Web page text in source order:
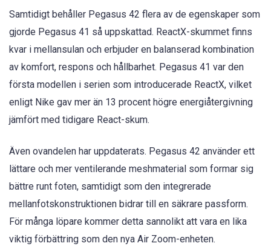
Samtidigt behåller Pegasus 42 flera av de egenskaper som
gjorde Pegasus 41 så uppskattad. ReactX-skummet finns
kvar i mellansulan och erbjuder en balanserad kombination
av komfort, respons och hållbarhet. Pegasus 41 var den
första modellen i serien som introducerade ReactX, vilket
enligt Nike gav mer än 13 procent högre energiåtergivning
jämfört med tidigare React-skum.
Även ovandelen har uppdaterats. Pegasus 42 använder ett
lättare och mer ventilerande meshmaterial som formar sig
bättre runt foten, samtidigt som den integrerade
mellanfotskonstruktionen bidrar till en säkrare passform.
För många löpare kommer detta sannolikt att vara en lika
viktig förbättring som den nya Air Zoom-enheten.